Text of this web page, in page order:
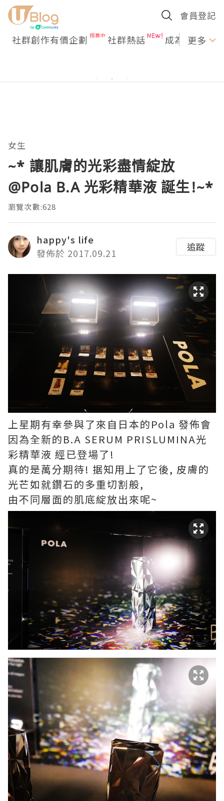
會員登記
社群創作有價企劃 社群熱話 成為U更多
女生
~* 讓肌膚的光彩盡情綻放
@Pola B.A 光彩精華液 誕生!~*
瀏覽次數:628
happy's life
發佈於 2017.09.21
追蹤
上星期有幸參與了來自日本的Pola 發佈會
因為全新的B.A SERUM PRISLUMINA光
彩精華液 經已登場了 !
真的是萬分期待! 据知用上了它後, 皮膚的
光芒如就鑽石的多重切割般,
由不同層面的肌底綻放出來呢~